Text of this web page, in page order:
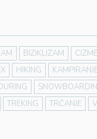
BIZIKLIZAM CIZME
HIKING
TREKING TRČANJE